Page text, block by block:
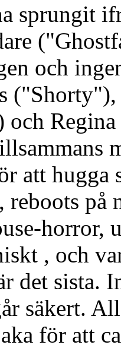
sprungit
och
att hugga
på
horror,
, och
det sista.
säkert.
för att